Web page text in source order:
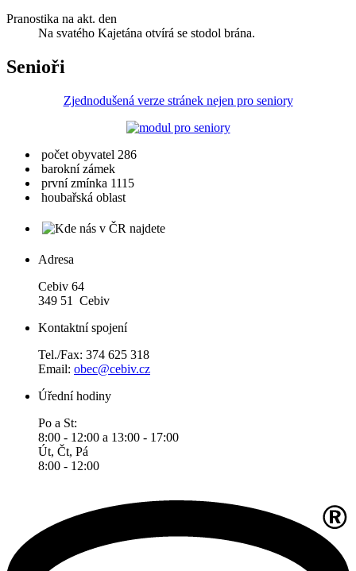
Pranostika na akt. den
Na svatého Kajetána otvírá se stodol brána.
Senioři
Zjednodušená verze stránek nejen pro seniory
počet obyvatel 286
barokní zámek
první zmínka 1115
houbařská oblast
Adresa
Cebiv 64
349 51 Cebiv
Kontaktní spojení
Tel./Fax: 374 625 318
Email: obec@cebiv.cz
Úřední hodiny
Po a St:
8:00 - 12:00 a 13:00 - 17:00
Út, Čt, Pá
8:00 - 12:00